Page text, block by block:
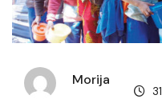
Morija